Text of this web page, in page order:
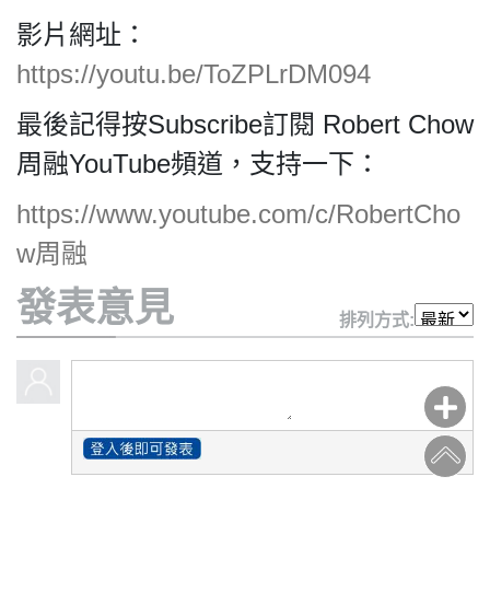
Silent
Majority
For
All
rights
reserved.
影片網址：
https://youtu.be/ToZPLrDM094
最後記得按Subscribe訂閱 Robert Chow
周融YouTube頻道，支持一下：
https://www.youtube.com/c/RobertCho
w周融
發表意見 排列方式: